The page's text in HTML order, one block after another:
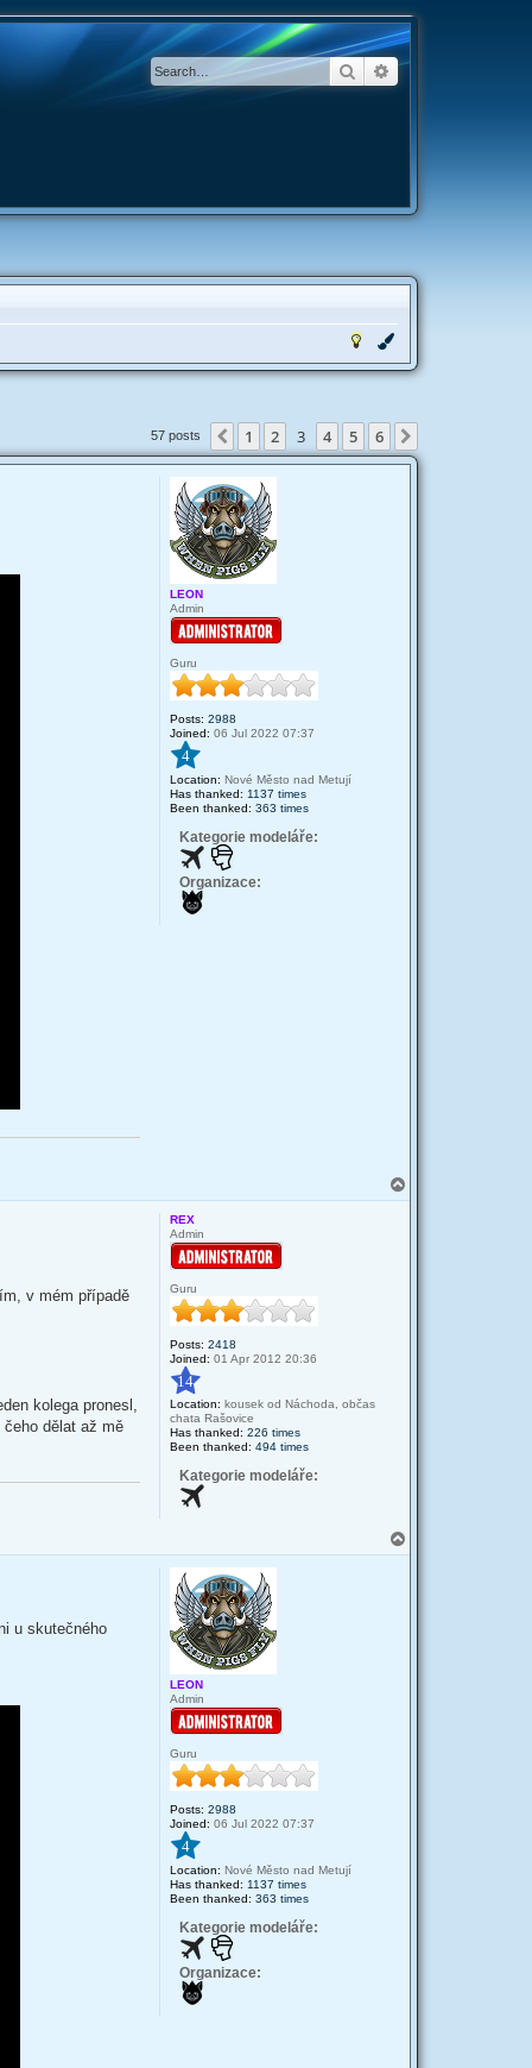
SearchAdvanced search
57 posts Previous
1 2 3 4 5 6
LEON
Admin
Guru
Posts: 2988
Joined: 06 Jul 2022 07:37
4
Location: Nové Město nad Metují
Has thanked: 1137 times
Been thanked: 363 times
Kategorie modeláře:
Organizace:
o
REX
Admin
Guru
Posts: 2418
Joined: 01 Apr 2012 20:36
14
Location: kousek od Náchoda, občas
chata Rašovice
Has thanked: 226 times
Been thanked: 494 times
Kategorie modeláře:
v mém případě
kolega pronesl,
dělat až mě
o
LEON
Admin
Guru
Posts: 2988
Joined: 06 Jul 2022 07:37
4
Location: Nové Město nad Metují
Has thanked: 1137 times
Been thanked: 363 times
Kategorie modeláře:
Organizace:
u skutečného